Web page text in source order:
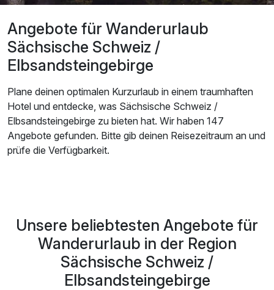
Angebote für Wanderurlaub
Sächsische Schweiz /
Elbsandsteingebirge
Plane deinen optimalen Kurzurlaub in einem traumhaften
Hotel und entdecke, was Sächsische Schweiz /
Elbsandsteingebirge zu bieten hat. Wir haben 147
Angebote gefunden. Bitte gib deinen Reisezeitraum an und
prüfe die Verfügbarkeit.
Unsere beliebtesten Angebote für
Wanderurlaub in der Region
Sächsische Schweiz /
Elbsandsteingebirge